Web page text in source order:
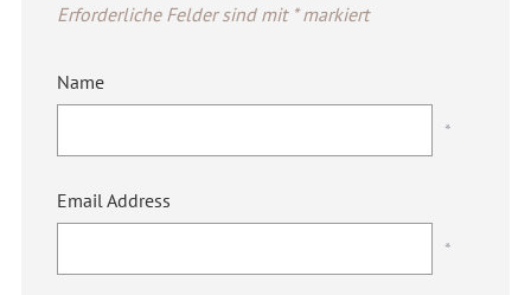
Erforderliche Felder sind mit *markiert
Name
*
Email Address
*